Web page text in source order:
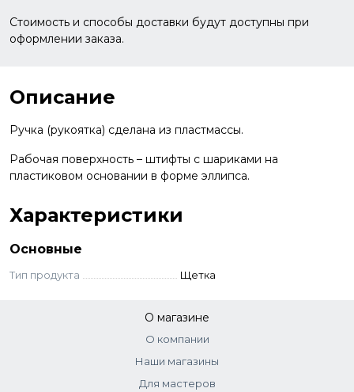
Стоимость и способы доставки будут доступны при
оформлении заказа.
Описание
Ручка (рукоятка) сделана из пластмассы.
Рабочая поверхность – штифты с шариками на
пластиковом основании в форме эллипса.
Характеристики
Основные
Тип продукта Щетка
О магазине
О компании
Наши магазины
Для мастеров